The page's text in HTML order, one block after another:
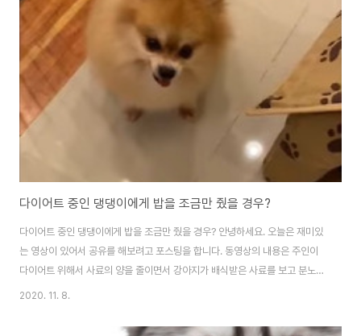
네스 등의 이름으로 불러지고 있습니다. ★하바네즈의 특징? 하바네즈
(Havanese)는 체고 20~28cm, 체중 3~6kg으로 소형견에 속합니다. 몸집
이 작아서 귀엽고 사랑스러운 외모를 지니고 있습니다. 하바네즈의 털빛은 크
림색, 금색, 은색, 검은색, 초콜릿..
다이어트 중인 댕댕이에게 밥을 조금만 줬을 경우?
다이어트 중인 댕댕이에게 밥을 조금만 줬을 경우? 안녕하세요. 오늘은 재미있
는 영상이 있어서 공유를 해보려고 포스팅을 합니다. 동영상의 내용은 주인이
다이어트 위해서 사료의 양을 줄이면서 강아지가 배식받은 사료를 보고 분노를
참지 못하고 폭발하는 모습의 영상입니다. 해당 영상은 틱톡에서 1천9백만 개
무 귀엽고, 재미있었네요~~~ 한번 웃어보고 하루를 재미있게 시작해 보아요
2020. 11. 8.